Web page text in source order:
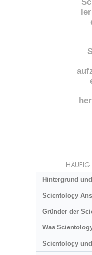
HÄUFIG
Hintergrund
Scientology
Gründer der
Was
Scientology